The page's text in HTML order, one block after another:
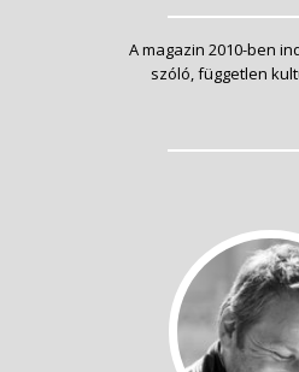
A magazin 2010-ben
szóló, független